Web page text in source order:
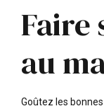
Faire
au
Goûtez les